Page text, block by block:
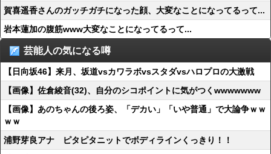
賀喜遥香さんのガッチガチになった顔、大変なことになってるって...
岩本蓮加の腹筋www大変なことになってるって...
芸能人の気になる噂
【日向坂46】来月、坂道vsカワラボvsスタダvsハロプロの大激戦
【画像】佐倉綾音(32)、自分のシコポイントに気がつくwwwwwww
【画像】あのちゃんの後ろ姿、「デカい」「いや普通」で大論争ｗｗ
ｗｗ
浦野芽良アナ ピタピタニットでボディラインくっきり！！